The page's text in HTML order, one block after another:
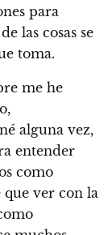
para
las cosas se
toma.
me he
alguna vez,
entender
como
que ver con la